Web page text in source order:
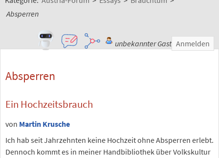
Absperren
unbekannter Gast Anmelden
Absperren
Ein Hochzeitsbrauch
von Martin Krusche
Ich hab seit Jahrzehnten keine Hochzeit ohne Absperren erlebt.
Dennoch kommt es in meiner Handbibliothek über Volkskultur